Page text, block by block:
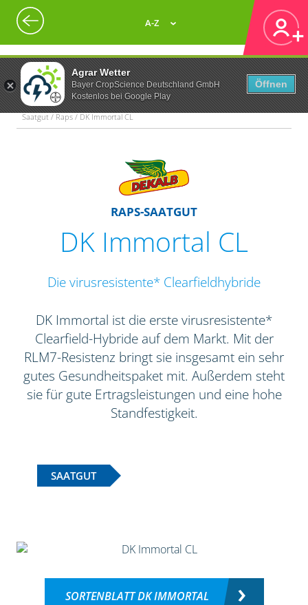
Agrar Wetter
Bayer CropScience Deutschland GmbH
Kostenlos bei Google Play
Öffnen
A-Z
Saatgut / Raps / DK Immortal CL
RAPS-SAATGUT
DK Immortal CL
Die virusresistente* Clearfieldhybride
DK Immortal ist die erste virusresistente*
Clearfield-Hybride auf dem Markt. Mit der
RLM7-Resistenz bringt sie insgesamt ein sehr
gutes Gesundheitspaket mit. Außerdem steht
sie für gute Ertragsleistungen und eine hohe
Standfestigkeit.
SAATGUT
SORTENBLATT DK IMMORTAL